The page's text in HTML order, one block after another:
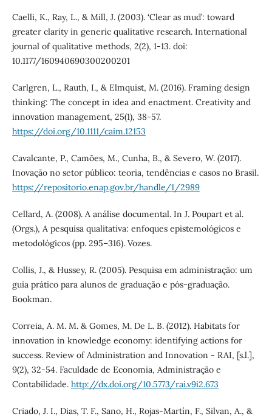
Caelli, K., Ray, L., & Mill, J. (2003). ‘Clear as mud’: toward
greater clarity in generic qualitative research. International
journal of qualitative methods, 2(2), 1-13. doi:
10.1177/160940690300200201
Carlgren, L., Rauth, I., & Elmquist, M. (2016). Framing design
thinking: The concept in idea and enactment. Creativity and
innovation management, 25(1), 38-57.
https://doi.org/10.1111/caim.12153
Cavalcante, P., Camões, M., Cunha, B., & Severo, W. (2017).
Inovação no setor público: teoria, tendências e casos no Brasil.
https://repositorio.enap.gov.br/handle/1/2989
Cellard, A. (2008). A análise documental. In J. Poupart et al.
(Orgs.), A pesquisa qualitativa: enfoques epistemológicos e
metodológicos (pp. 295–316). Vozes.
Collis, J., & Hussey, R. (2005). Pesquisa em administração: um
guia prático para alunos de graduação e pós-graduação.
Bookman.
Correia, A. M. M. & Gomes, M. De L. B. (2012). Habitats for
innovation in knowledge economy: identifying actions for
success. Review of Administration and Innovation - RAI, [s.l.],
9(2), 32-54. Faculdade de Economia, Administração e
Contabilidade. http://dx.doi.org/10.5773/rai.v9i2.673
Criado, J. I., Dias, T. F., Sano, H., Rojas-Martín, F., Silvan, A., &